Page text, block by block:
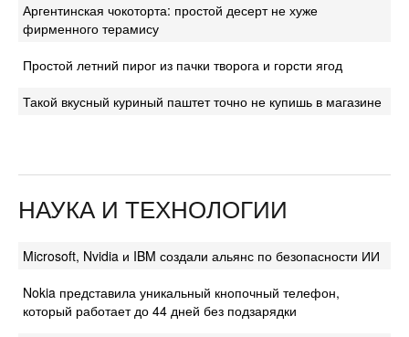
Аргентинская чокоторта: простой десерт не хуже
фирменного терамису
Простой летний пирог из пачки творога и горсти ягод
Такой вкусный куриный паштет точно не купишь в магазине
НАУКА И ТЕХНОЛОГИИ
Microsoft, Nvidia и IBM создали альянс по безопасности ИИ
Nokia представила уникальный кнопочный телефон,
который работает до 44 дней без подзарядки